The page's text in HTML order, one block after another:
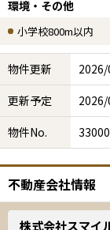
環境・その他
小学校800m以内
物件更新
更新予定
物件No.
不動産会社情報
株式会社スマイ